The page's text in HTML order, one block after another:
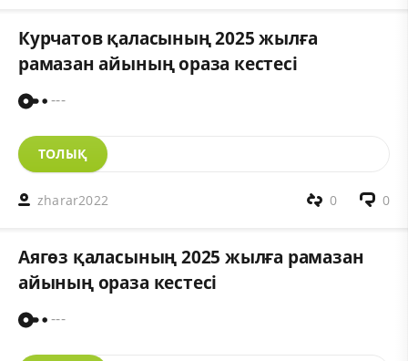
Курчатов қаласының 2025 жылға
рамазан айының ораза кестесі
---
ТОЛЫҚ
zharar2022 0
0
Аягөз қаласының 2025 жылға рамазан
айының ораза кестесі
---